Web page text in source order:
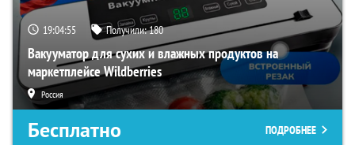
19:04:54 Получили:180
Вакууматор для сухих и влажных продуктов на
маркетплейсе Wildberries
Россия
Бесплатно ПОДРОБНЕЕ